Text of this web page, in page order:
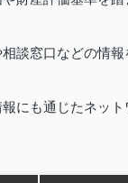
談窓口などの情
にも通じたネッ